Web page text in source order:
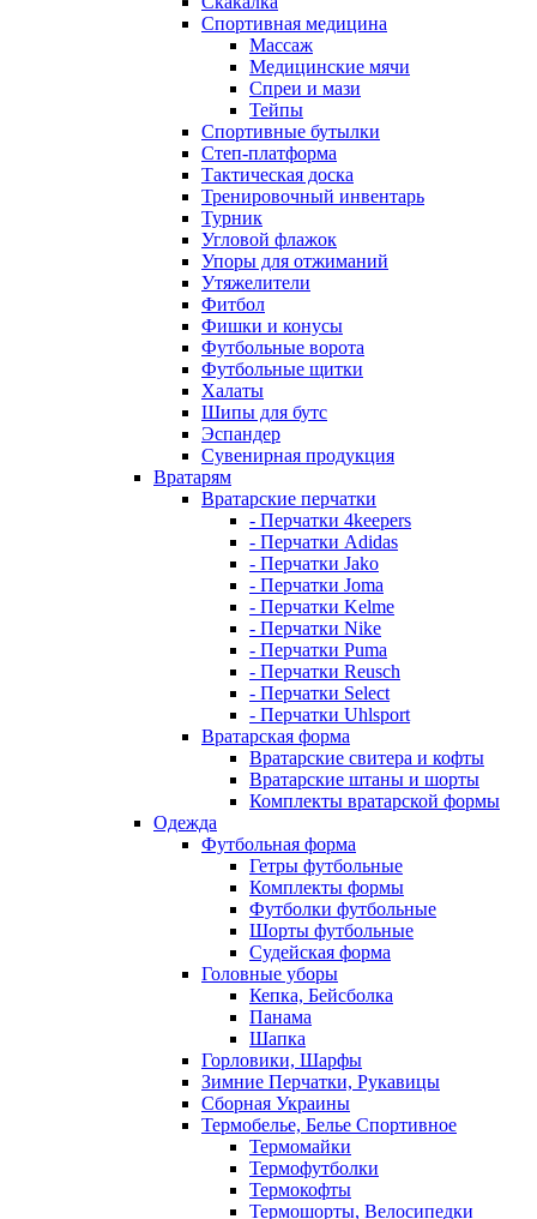
Спортивная медицина
Массаж
Медицинские мячи
Спреи и мази
Тейпы
Спортивные бутылки
Степ-платформа
Тактическая доска
Тренировочный инвентарь
Турник
Угловой флажок
Упоры для отжиманий
Утяжелители
Фитбол
Фишки и конусы
Футбольные ворота
Футбольные щитки
Халаты
Шипы для бутс
Эспандер
Сувенирная продукция
Вратарям
Вратарские перчатки
- Перчатки 4keepers
- Перчатки Adidas
- Перчатки Jako
- Перчатки Joma
- Перчатки Kelme
- Перчатки Nike
- Перчатки Puma
- Перчатки Reusch
- Перчатки Select
- Перчатки Uhlsport
Вратарская форма
Вратарские свитера и кофты
Вратарские штаны и шорты
Комплекты вратарской формы
Одежда
Футбольная форма
Гетры футбольные
Комплекты формы
Футболки футбольные
Шорты футбольные
Судейская форма
Головные уборы
Кепка, Бейсболка
Панама
Шапка
Горловики, Шарфы
Зимние Перчатки, Рукавицы
Сборная Украины
Термобелье, Белье Спортивное
Термомайки
Термофутболки
Термокофты
Термошорты, Велосипедки